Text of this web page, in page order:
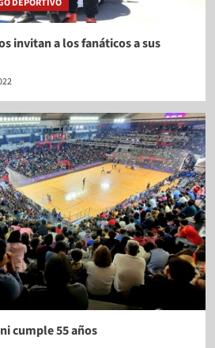
invitan a los fanáticos a sus
cumple 55 años